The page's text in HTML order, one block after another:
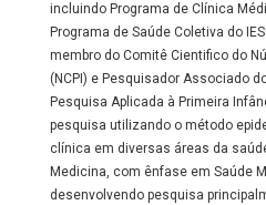
incluindo Programa de Clínica
Programa de Saúde Coletiva do
membro do Comitê Cientifico do
(NCPI) e Pesquisador Associado
Pesquisa Aplicada à Primeira
pesquisa utilizando o método
clínica em diversas áreas da
Medicina, com ênfase em Saúde
desenvolvendo pesquisa